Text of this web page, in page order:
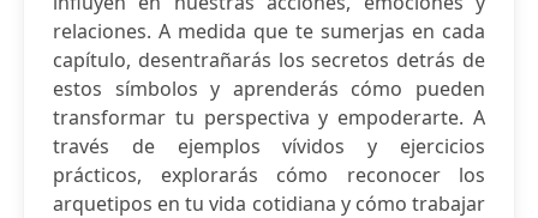
relaciones. A medida que te sumerjas en cada
capítulo, desentrañarás los secretos detrás de
estos símbolos y aprenderás cómo pueden
transformar tu perspectiva y empoderarte. A
través de ejemplos vívidos y ejercicios
prácticos, explorarás cómo reconocer los
arquetipos en tu vida cotidiana y cómo trabajar